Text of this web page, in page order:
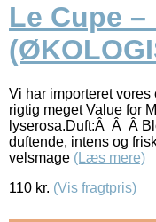
Le Cupe –
Vi har importeret
rigtig meget Value for
lyserosa.Duft:Â Â Â
duftende, intens og
velsmage (Læs mere)
110 kr. (Vis fragtpris)